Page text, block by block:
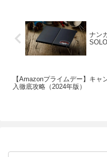
ナン
【Amazonプライムデー】キャ
入徹底攻略（2024年版）